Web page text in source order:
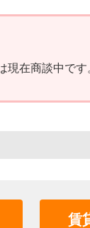
在商談中です
賃